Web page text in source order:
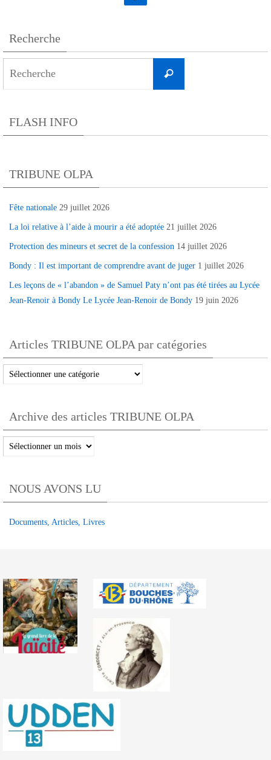
Recherche
Recherche
FLASH INFO
TRIBUNE OLPA
Fête nationale 29 juillet 2026
La loi relative à l’aide à mourir a été adoptée 21 juillet 2026
Protection des mineurs et secret de la confession 14 juillet 2026
Bondy : Il est important de comprendre avant de juger 1 juillet 2026
Les leçons de « l’abandon » de Samuel Paty n’ont pas été tirées au Lycée
Jean-Renoir à Bondy Le Lycée Jean-Renoir de Bondy 19 juin 2026
Articles TRIBUNE OLPA par catégories
Articles
TRIBUNE
par
catégories
Archive des articles TRIBUNE OLPA
Archive
des
TRIBUNE
OLPA
NOUS AVONS LU
Documents, Articles, Livres